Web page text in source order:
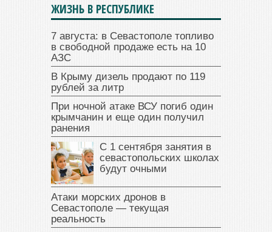
ЖИЗНЬ В РЕСПУБЛИКЕ
7 августа: в Севастополе топливо
в свободной продаже есть на 10
АЗС
В Крыму дизель продают по 119
рублей за литр
При ночной атаке ВСУ погиб один
крымчанин и еще один получил
ранения
С 1 сентября занятия в
севастопольских школах
будут очными
Атаки морских дронов в
Севастополе — текущая
реальность